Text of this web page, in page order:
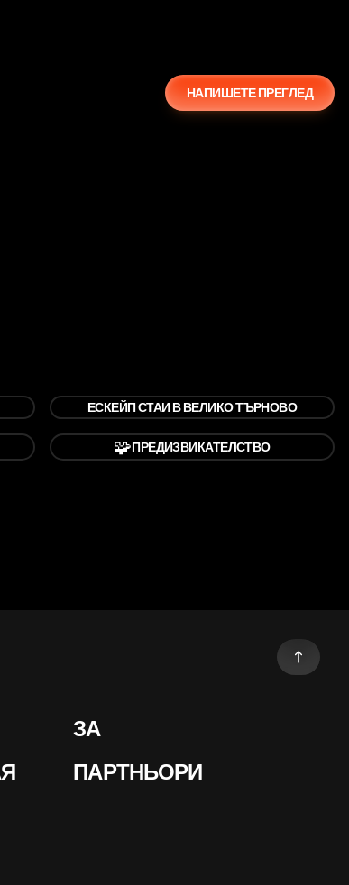
НАПИШЕТЕ ПРЕГЛЕД
ЕСКЕЙП СТАИ В ВЕЛИКО ТЪРНОВО
🧩ПРЕДИЗВИКАТЕЛСТВО
ЗА
ПАРТНЬОРИ